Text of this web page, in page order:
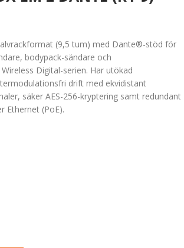
(9,5 tum) med Dante®-stöd för
bodypack-sändare och
Digital-serien. Har utökad
drift med ekvidistant
säker AES-256-kryptering samt redundant
Ethernet (PoE).